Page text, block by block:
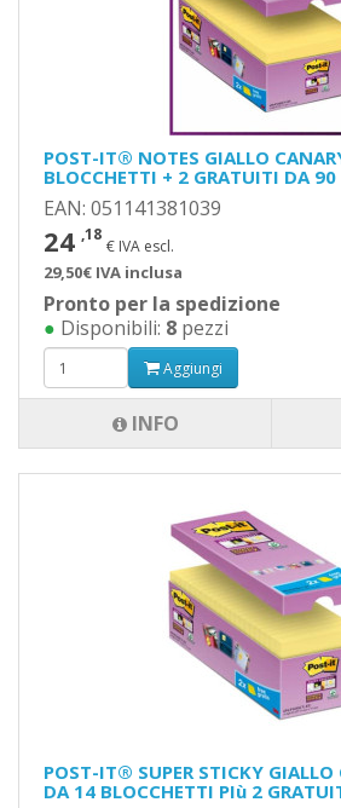
POST-IT® NOTES GIALLO
BLOCCHETTI + 2 GRATUITI DA 90
EAN: 051141381039
24 ,18
€ IVA escl.
29,50€ IVA inclusa
Pronto per la spedizione
● Disponibili: 8 pezzi
Aggiungi
INFO
POST-IT® SUPER STICKY
DA 14 BLOCCHETTI PIù 2